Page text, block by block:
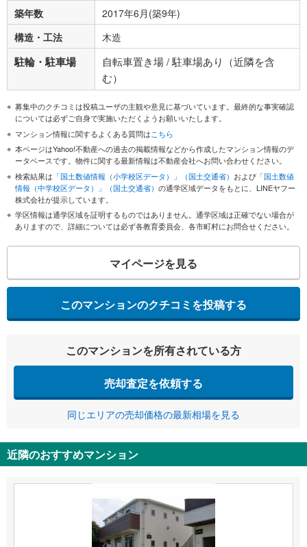
築年数
2017年6月(築9年)
構造・工法
木造
駐輪・駐車場
自転車置き場 / 駐車場あり（近隣を含
む）
募集中のクチコミは投稿ユーザの主観や意見に基づいています。最終的な事実確認
については必ずご自身で実施いただくようお願いいたします。
マンション情報に関するよくある質問はこちら
本ページはYahoo!不動産への過去の掲載情報などから作成したマンション情報のデ
ータベースです。物件に関する最新情報は不動産会社へお問い合わせください。
検索結果は 「国土数値情報（小学校区データ）」（国土交通省） および 「国土数値
情報（中学校区データ）」（国土交通省） の通学区域データをもとに、LINEヤフー
株式会社が提示しています。
学区情報は通学区域を証明するものではありません。通学区域は正確でない場合が
ありますので、詳細については必ず各教育委員会、各市町村にお問合せください。
マイページを見る
このマンションのクチコミを投稿する
このマンションを所有されている方
売却査定を依頼する
同じエリアの売却価格の最新相場を見る
近隣のおすすめマンション